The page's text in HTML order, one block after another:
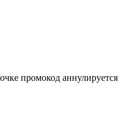
промокод аннулируется